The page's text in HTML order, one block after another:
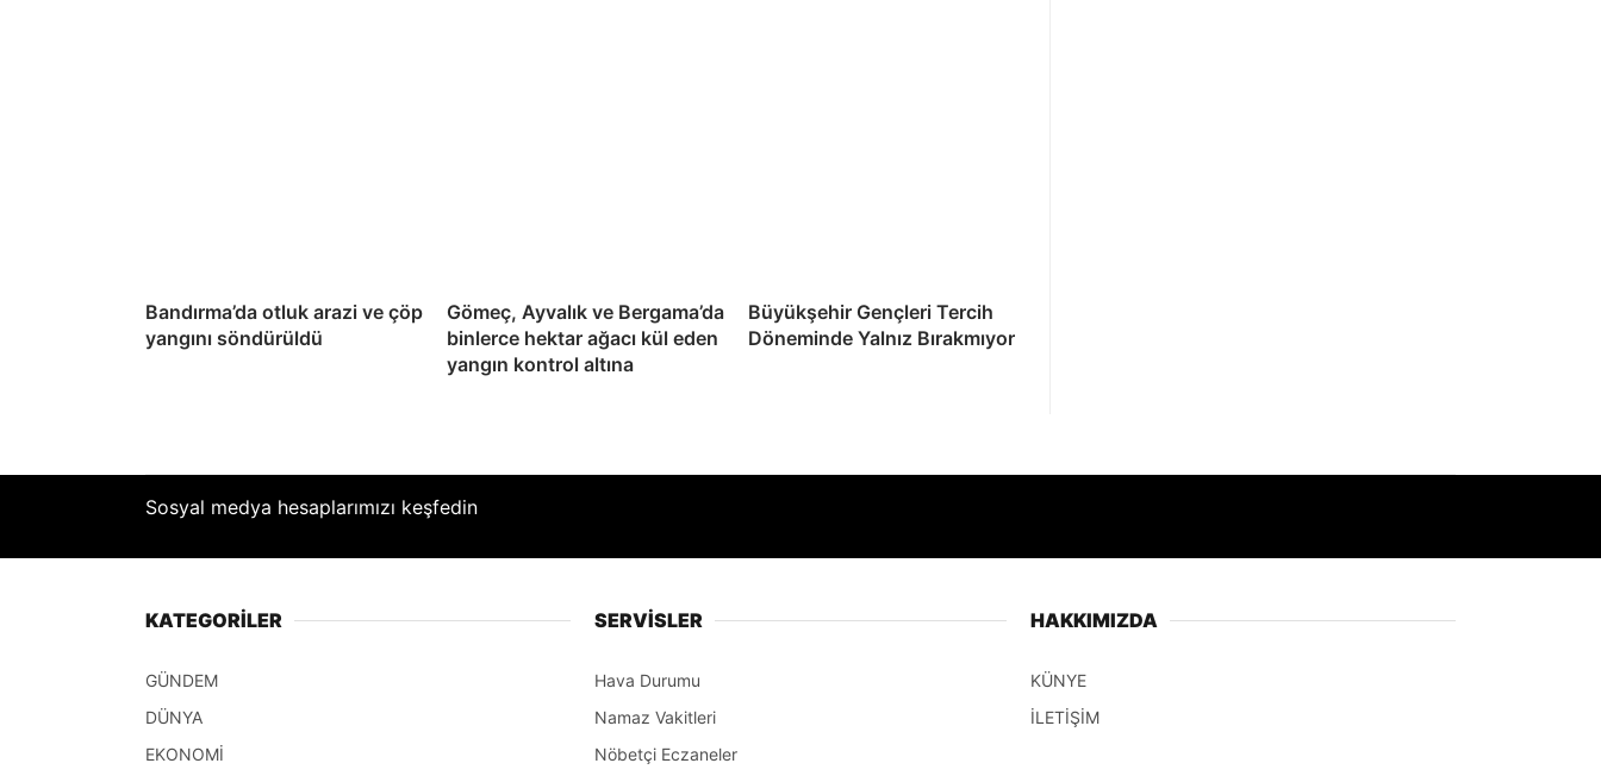
Bandırma’da otluk arazi ve çöp
yangını söndürüldü
Gömeç, Ayvalık ve Bergama’da
binlerce hektar ağacı kül eden
yangın kontrol altına
Büyükşehir Gençleri Tercih
Döneminde Yalnız Bırakmıyor
Sosyal medya hesaplarımızı keşfedin
KATEGORİLER
GÜNDEM
DÜNYA
EKONOMİ
SERVİSLER
Hava Durumu
Namaz Vakitleri
Nöbetçi Eczaneler
HAKKIMIZDA
KÜNYE
İLETİŞİM